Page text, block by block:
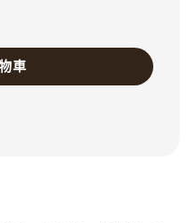
車